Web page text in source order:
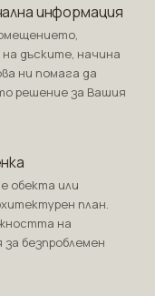
информация
дъските, начина
ни помага да
решение за Вашия
обекта или
план.
на
безпроблемен